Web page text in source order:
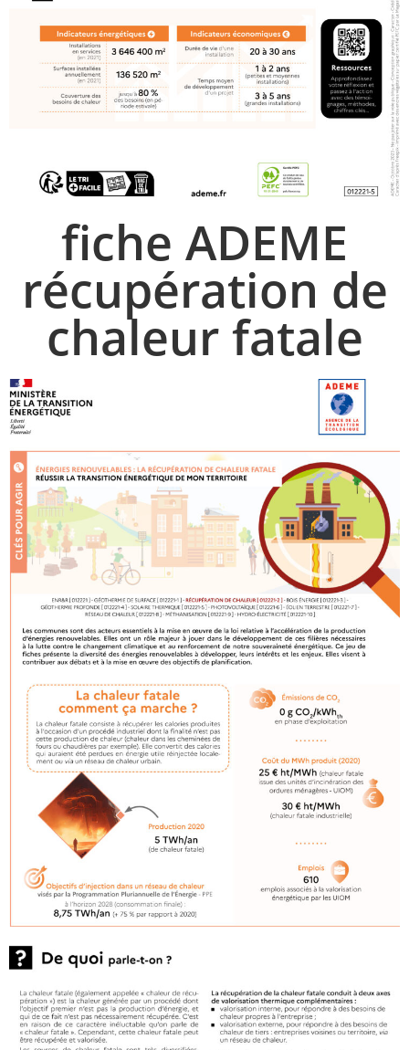
fiche ADEME
récupération de
chaleur fatale